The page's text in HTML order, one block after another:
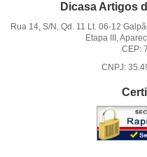
Dicasa Artigos
Rua 14, S/N, Qd. 11 Lt. 06-12
Etapa III,
CEP:
CNPJ: